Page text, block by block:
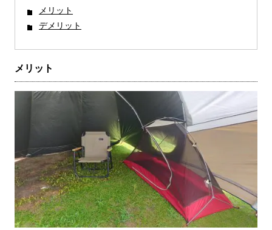
メリット
デメリット
メリット